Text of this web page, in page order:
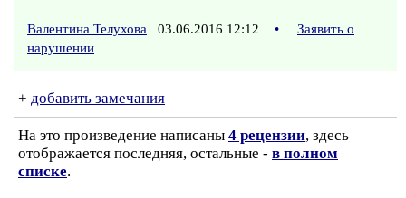
Валентина Телухова 03.06.2016 12:12 •
Заявить о
нарушении
+ добавить замечания
На это произведение написаны 4 рецензии, здесь
отображается последняя, остальные - в полном
списке.